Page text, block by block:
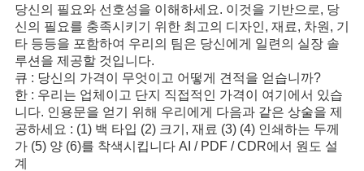
당신의 필요와 선호성을 이해하세요. 이것을 기반으로, 당
신의 필요를 충족시키기 위한 최고의 디자인, 재료, 차원, 기
타 등등을 포함하여 우리의 팀은 당신에게 일련의 실장 솔
루션을 제공할 것입니다.
큐 : 당신의 가격이 무엇이고 어떻게 견적을 얻습니까?
한 : 우리는 업체이고 단지 직접적인 가격이 여기에서 있습
니다. 인용문을 얻기 위해 우리에게 다음과 같은 상술을 제
공하세요 : (1) 백 타입 (2) 크기, 재료 (3) (4) 인쇄하는 두께
가 (5) 양 (6)를 착색시킵니다 AI / PDF / CDR에서 원도 설
계